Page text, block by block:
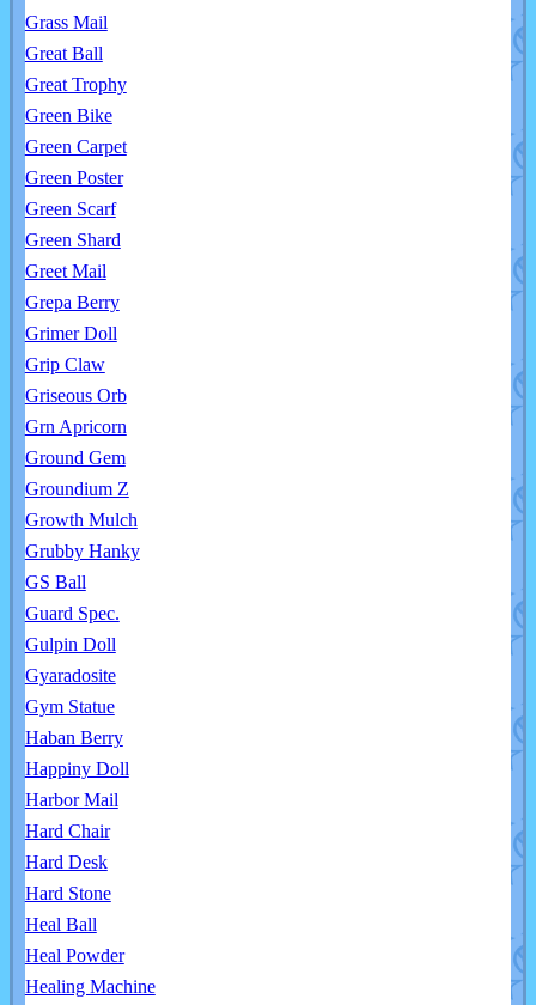
Grass Mail
Great Ball
Great Trophy
Green Bike
Green Carpet
Green Poster
Green Scarf
Green Shard
Greet Mail
Grepa Berry
Grimer Doll
Grip Claw
Griseous Orb
Grn Apricorn
Ground Gem
Groundium Z
Growth Mulch
Grubby Hanky
GS Ball
Guard Spec.
Gulpin Doll
Gyaradosite
Gym Statue
Haban Berry
Happiny Doll
Harbor Mail
Hard Chair
Hard Desk
Hard Stone
Heal Ball
Heal Powder
Healing Machine